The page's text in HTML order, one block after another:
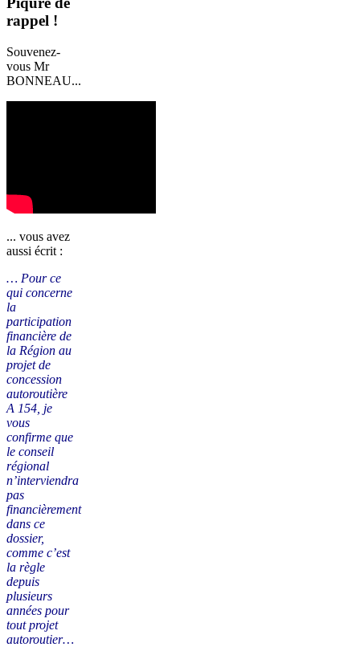
rappel !
Souvenez-
vous Mr
BONNEAU...
... vous avez
aussi écrit :
… Pour ce
qui concerne
la
participation
financière de
la Région au
projet de
concession
autoroutière
A 154, je
vous
confirme que
le conseil
régional
n’interviendra
pas
financièrement
dans ce
dossier,
comme c’est
la règle
depuis
plusieurs
années pour
tout projet
autoroutier…